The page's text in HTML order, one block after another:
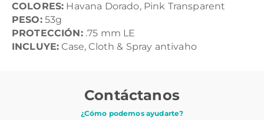
COLORES: Havana Dorado, Pink Transparent
PESO:53g
PROTECCIÓN:.75 mm LE
INCLUYE: Case, Cloth & Spray antivaho
Contáctanos
¿Cómo podemos ayudarte?